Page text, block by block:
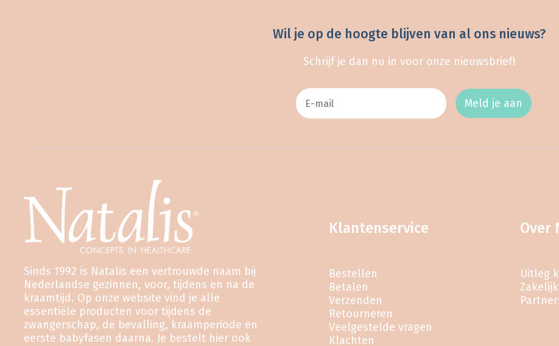
Wil je op de hoogte blijven van al ons nieuws?
Schrijf je dan nu in voor onze nieuwsbrief!
Meld je aan
Sinds 1992 is Natalis een vertrouwde naam bij
Nederlandse gezinnen, voor, tijdens en na de
kraamtijd. Op onze website vind je alle
essentiële producten voor tijdens de
zwangerschap, de bevalling, kraamperiode en
eerste babyfasen daarna. Je bestelt hier ook
Klantenservice
Bestellen
Betalen
Verzenden
Retourneren
Veelgestelde vragen
Klachten
Over
Uitleg